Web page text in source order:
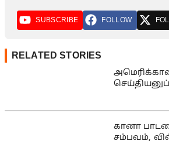
SUBSCRIBE FOLLOW
RELATED STORIES
கானா
சம்பவம்,